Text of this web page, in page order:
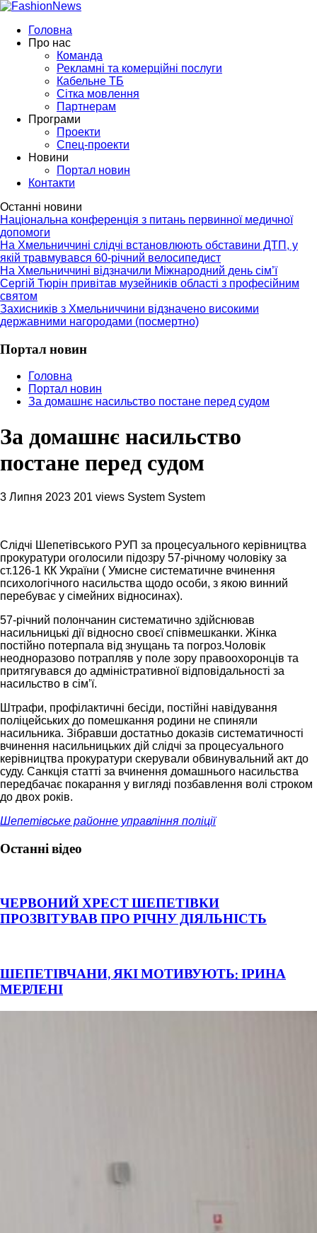
Головна
Про нас
Команда
Рекламні та комерційні послуги
Кабельне ТБ
Сітка мовлення
Партнерам
Програми
Проекти
Спец-проекти
Новини
Портал новин
Контакти
Останні новини
Національна конференція з питань первинної медичної
допомоги
На Хмельниччині слідчі встановлюють обставини ДТП, у
якій травмувався 60-річний велосипедист
На Хмельниччині відзначили Міжнародний день сім’ї
Сергій Тюрін привітав музейників області з професійним
святом
Захисників з Хмельниччини відзначено високими
державними нагородами (посмертно)
Портал новин
Головна
Портал новин
За домашнє насильство постане перед судом
За домашнє насильство
постане перед судом
3 Липня 2023 201 views System System
Слідчі Шепетівського РУП за процесуального керівництва
прокуратури оголосили підозру 57-річному чоловіку за
ст.126-1 КК України ( Умисне систематичне вчинення
психологічного насильства щодо особи, з якою винний
перебуває у сімейних відносинах).
57-річний полончанин систематично здійснював
насильницькі дії відносно своєї співмешканки. Жінка
постійно потерпала від знущань та погроз.Чоловік
неодноразово потрапляв у поле зору правоохоронців та
притягувався до адміністративної відповідальності за
насильство в сім’ї.
Штрафи, профілактичні бесіди, постійні навідування
поліцейських до помешкання родини не спиняли
насильника. Зібравши достатньо доказів систематичності
вчинення насильницьких дій слідчі за процесуального
керівництва прокуратури скерували обвинувальний акт до
суду. Санкція статті за вчинення домашнього насильства
передбачає покарання у вигляді позбавлення волі строком
до двох років.
Шепетівське районне управління поліції
Останні відео
ЧЕРВОНИЙ ХРЕСТ ШЕПЕТІВКИ
ПРОЗВІТУВАВ ПРО РІЧНУ ДІЯЛЬНІСТЬ
ШЕПЕТІВЧАНИ, ЯКІ МОТИВУЮТЬ: ІРИНА
МЕРЛЕНІ